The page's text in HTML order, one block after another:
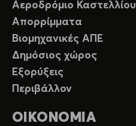
Αεροδρόμιο Καστελλίου
Απορρίμματα
Βιομηχανικές ΑΠΕ
Δημόσιος χώρος
Εξορύξεις
Περιβάλλον
ΟΙΚΟΝΟΜΙΑ